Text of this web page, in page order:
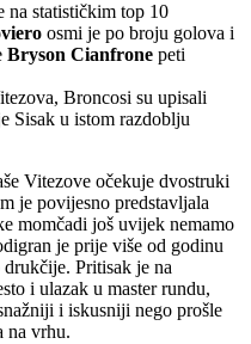
na statističkim top 10
osmi je po broju golova i
Bryson Cianfrone peti
Broncosi su upisali
Sisak u istom razdoblju
Vitezove očekuje dvostruki
je povijesno predstavljala
momčadi još uvijek nemamo
je prije više od godinu
Pritisak je na
i ulazak u master rundu,
i iskusniji nego prošle
na vrhu.